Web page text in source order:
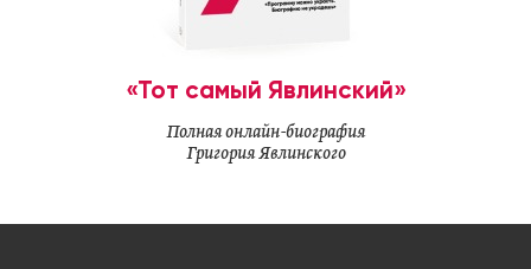
«Тот самый Явлинский»
Полная онлайн-биография
Григория Явлинского